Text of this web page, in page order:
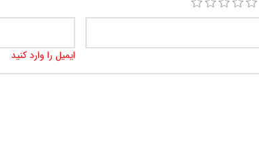
ایمیل را وارد کنید